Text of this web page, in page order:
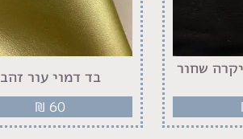
שחור
בד דמוי עור זהב
₪ 60